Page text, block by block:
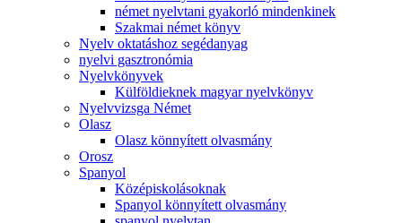
német nyelvtani gyakorló mindenkinek
Szakmai német könyv
Nyelv oktatáshoz segédanyag
nyelvi gasztronómia
Nyelvkönyvek
Külföldieknek magyar nyelvkönyv
Nyelvvizsga Német
Olasz
Olasz könnyített olvasmány
Orosz
Spanyol
Középiskolásoknak
Spanyol könnyített olvasmány